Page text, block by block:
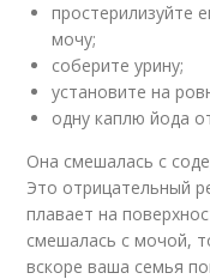
простерилизуйте
мочу;
соберите урину;
установите на
одну каплю йода
Она смешалась с
Это отрицательный
плавает на
смешалась с мочой,
вскоре ваша семья